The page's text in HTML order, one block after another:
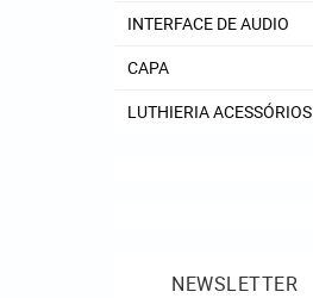
INTERFACE DE AUDIO
CAPA
LUTHIERIA ACESSÓRIOS
NEWSLETTER